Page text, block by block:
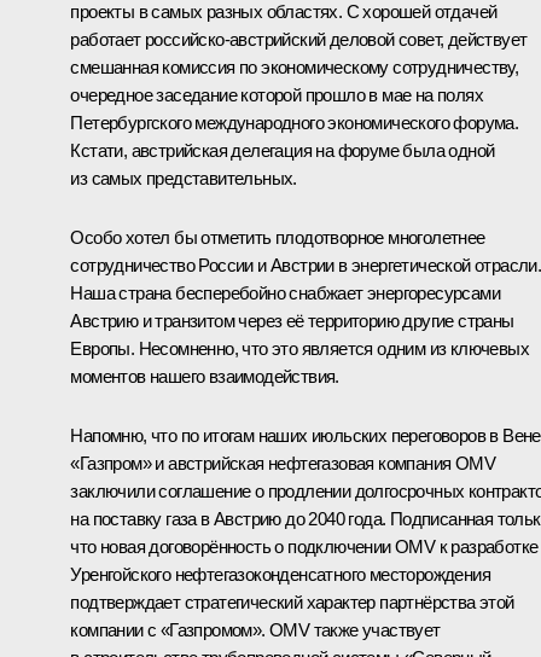
проекты в самых разных областях. С хорошей отдачей
работает российско-австрийский деловой совет, действует
смешанная комиссия по экономическому сотрудничеству,
очередное заседание которой прошло в мае на полях
Петербургского международного экономического форума.
Кстати, австрийская делегация на форуме была одной
из самых представительных.
Особо хотел бы отметить плодотворное многолетнее
сотрудничество России и Австрии в энергетической отрасли.
Наша страна бесперебойно снабжает энергоресурсами
Австрию и транзитом через её территорию другие страны
Европы. Несомненно, что это является одним из ключевых
моментов нашего взаимодействия.
Напомню, что по итогам наших июльских переговоров в Вене
«Газпром» и австрийская нефтегазовая компания OMV
заключили соглашение о продлении долгосрочных
на поставку газа в Австрию до 2040 года. Подписанная
что новая договорённость о подключении OMV к разработке
Уренгойского нефтегазоконденсатного месторождения
подтверждает стратегический характер партнёрства этой
компании с «Газпромом». OMV также участвует